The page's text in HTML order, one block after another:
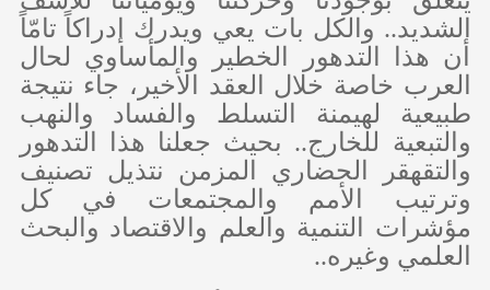
الشديد.. والكل بات يعي ويدرك إدراكاً تامّاً
أن هذا التدهور الخطير والمأساوي لحال
العرب خاصة خلال العقد الأخير، جاء نتيجة
طبيعية لهيمنة التسلط والفساد والنهب
والتبعية للخارج.. بحيث جعلنا هذا التدهور
والتقهقر الحضاري المزمن نتذيل تصنيف
وترتيب الأمم والمجتمعات في كل
مؤشرات التنمية والعلم والاقتصاد والبحث
العلمي وغيره..